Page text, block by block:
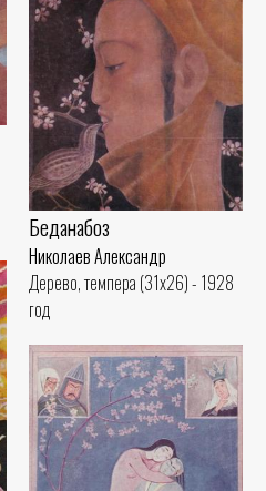
Беданабоз
Николаев Александр
Дерево, темпера (31x26) - 1928
год